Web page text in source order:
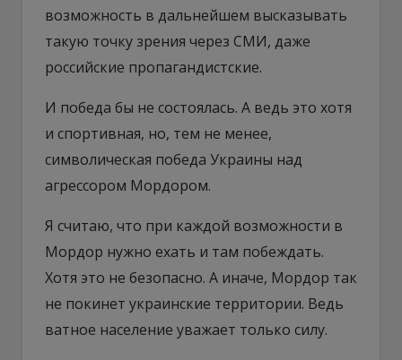
возможность в дальнейшем высказывать
такую точку зрения через СМИ, даже
российские пропагандистские.
И победа бы не состоялась. А ведь это хотя
и спортивная, но, тем не менее,
символическая победа Украины над
агрессором Мордором.
Я считаю, что при каждой возможности в
Мордор нужно ехать и там побеждать.
Хотя это не безопасно. А иначе, Мордор так
не покинет украинские территории. Ведь
ватное население уважает только силу.